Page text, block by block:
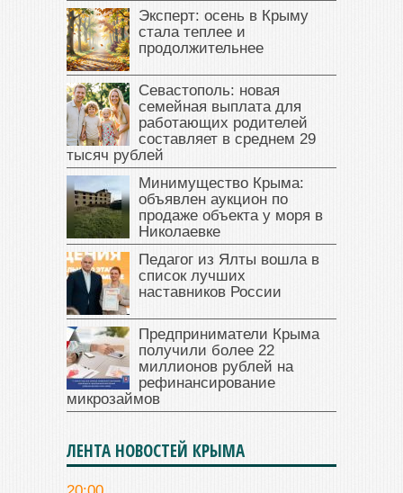
Эксперт: осень в Крыму
стала теплее и
продолжительнее
Севастополь: новая
семейная выплата для
работающих родителей
составляет в среднем 29
тысяч рублей
Минимущество Крыма:
объявлен аукцион по
продаже объекта у моря в
Николаевке
Педагог из Ялты вошла в
список лучших
наставников России
Предприниматели Крыма
получили более 22
миллионов рублей на
рефинансирование
микрозаймов
ЛЕНТА НОВОСТЕЙ КРЫМА